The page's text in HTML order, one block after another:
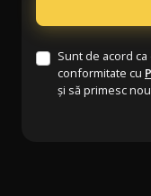
Sunt de acord
conformitate cu
și să primesc